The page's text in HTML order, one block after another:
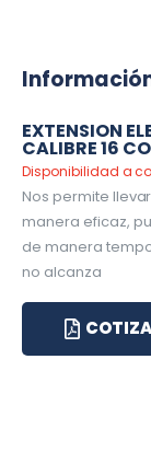
EXTENSION
CALIBRE 16
Disponibilidad a
Nos permite
manera eficaz,
de manera
no alcanza